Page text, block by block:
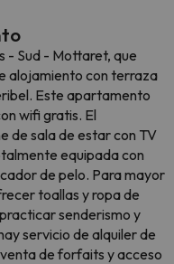
- Sud - Mottaret, que
alojamiento con terraza
Este apartamento
wifi gratis. El
de sala de estar con TV
equipada con
de pelo. Para mayor
toallas y ropa de
senderismo y
servicio de alquiler de
de forfaits y acceso